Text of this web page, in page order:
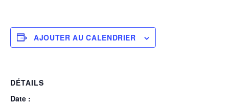
AJOUTER AU CALENDRIER
DÉTAILS
Date :